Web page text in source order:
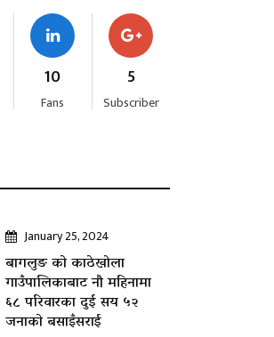
10
Fans
5
Subscriber
January 25, 2024
बागलुङ काे काठेखोला
गाउँपालिकाबाट नौ महिनामा
६८ परिवारका दुई सय ५२
जनाकाे बसाइँसराई